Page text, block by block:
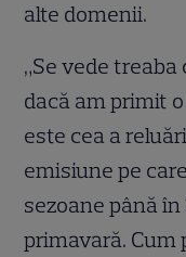
alte domenii.
„Se vede
dacă am primit
este cea a
emisiune pe
sezoane până
primavară.